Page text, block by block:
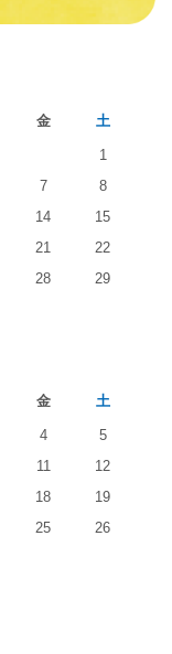
金 土
1
7
8
14
15
21
22
28
29
金 土
4
5
11
12
18
19
25
26